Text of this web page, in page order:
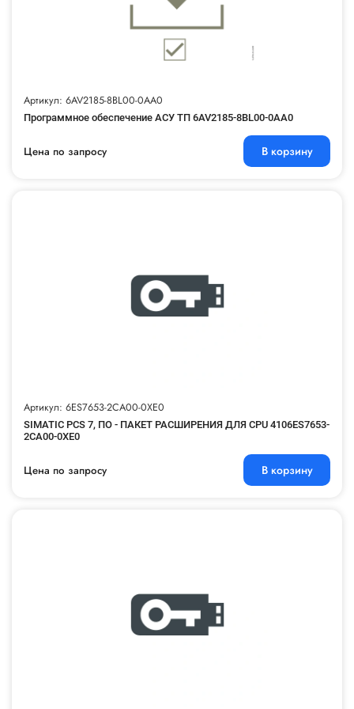
Артикул: 6AV2185-8BL00-0AA0
Программное обеспечение АСУ ТП 6AV2185-8BL00-0AA0
Цена по запросу В корзину
Артикул: 6ES7653-2CA00-0XE0
SIMATIC PCS 7, ПО - ПАКЕТ РАСШИРЕНИЯ ДЛЯ CPU 4106ES7653-
2CA00-0XE0
Цена по запросу В корзину